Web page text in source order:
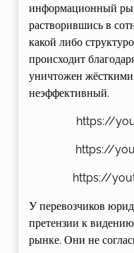
информационный
растворившись в
какой либо
происходит
уничтожен
неэффективный.
https://
https://
https://
У перевозчиков
претензии к
рынке. Они не